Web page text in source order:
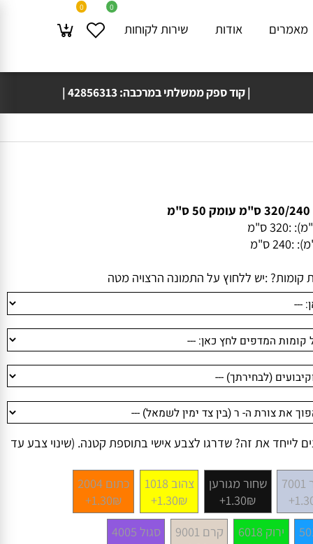
משלוח עד בית 🚚🏠 הלקוח תוך 4 ימי עסקים!
| קוד ספק ממשלתי במרכבה: 42856313 |
0 0
אודות שירות לקוחות
:320 ס"מ
:240 ס"מ
:יש ללחוץ על התמונה הרצויה מטה
שחור מגורען
1.30₪+
צהוב 1018
1.30₪+
כתום 2004
1.30₪+